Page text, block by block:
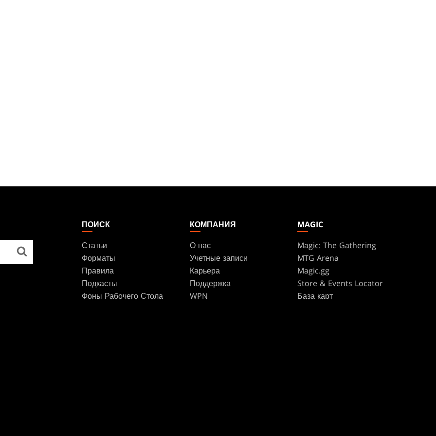
ПОИСК
Статьи
Форматы
Правила
Подкасты
Фоны Рабочего Стола
КОМПАНИЯ
О нас
Учетные записи
Карьера
Поддержка
WPN
MAGIC
Magic: The Gathering
MTG Arena
Magic.gg
Store & Events Locator
База карт